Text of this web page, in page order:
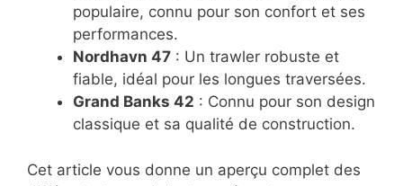
populaire, connu pour son confort et ses
performances.
Nordhavn 47 : Un trawler robuste et
fiable, idéal pour les longues traversées.
Grand Banks 42 : Connu pour son design
classique et sa qualité de construction.
Cet article vous donne un aperçu complet des